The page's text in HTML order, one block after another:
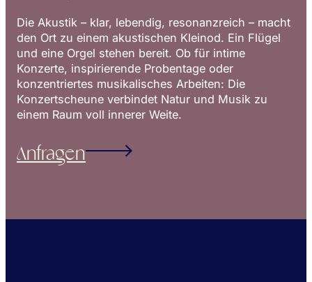
Die Akustik – klar, lebendig, resonanzreich – macht
den Ort zu einem akustischen Kleinod. Ein Flügel
und eine Orgel stehen bereit. Ob für intime
Konzerte, inspirierende Probentage oder
konzentriertes musikalisches Arbeiten: Die
Konzertscheune verbindet Natur und Musik zu
einem Raum voll innerer Weite.
Anfragen